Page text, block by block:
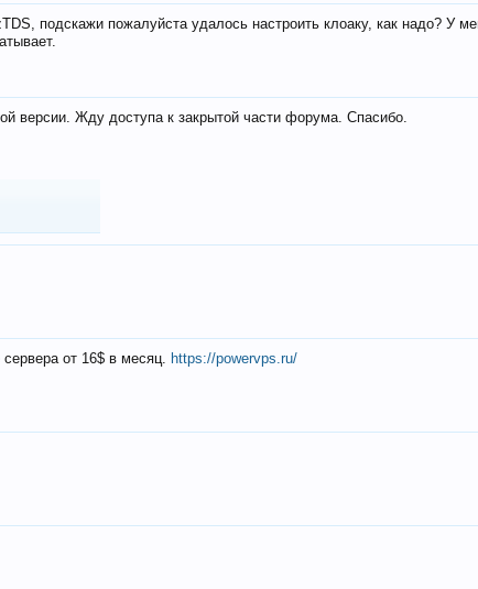
подскажи пожалуйста удалось настроить клоаку, как надо? У
версии. Жду доступа к закрытой части форума. Спасибо.
от 16$ в месяц. https://powervps.ru/